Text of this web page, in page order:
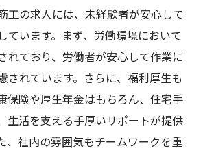
工の求人には、未経験者が安心して
ています。まず、労働環境において
れており、労働者が安心して作業に
されています。さらに、福利厚生も
保険や厚生年金はもちろん、住宅手
生活を支える手厚いサポートが提供
、社内の雰囲気もチームワークを重